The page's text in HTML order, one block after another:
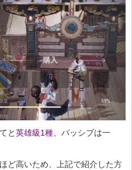
と英雄級1種 、パッシブは一
ど高いため、上記で紹介した方